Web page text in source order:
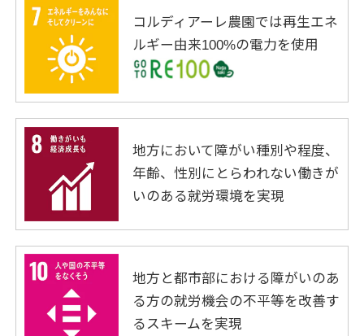
コルディアーレ農園では再生エネ
ルギー由来100%の電力を使用
地方において障がい種別や程度、
年齢、性別にとらわれない働きが
いのある就労環境を実現
地方と都市部における障がいのあ
る方の就労機会の不平等を改善す
るスキームを実現